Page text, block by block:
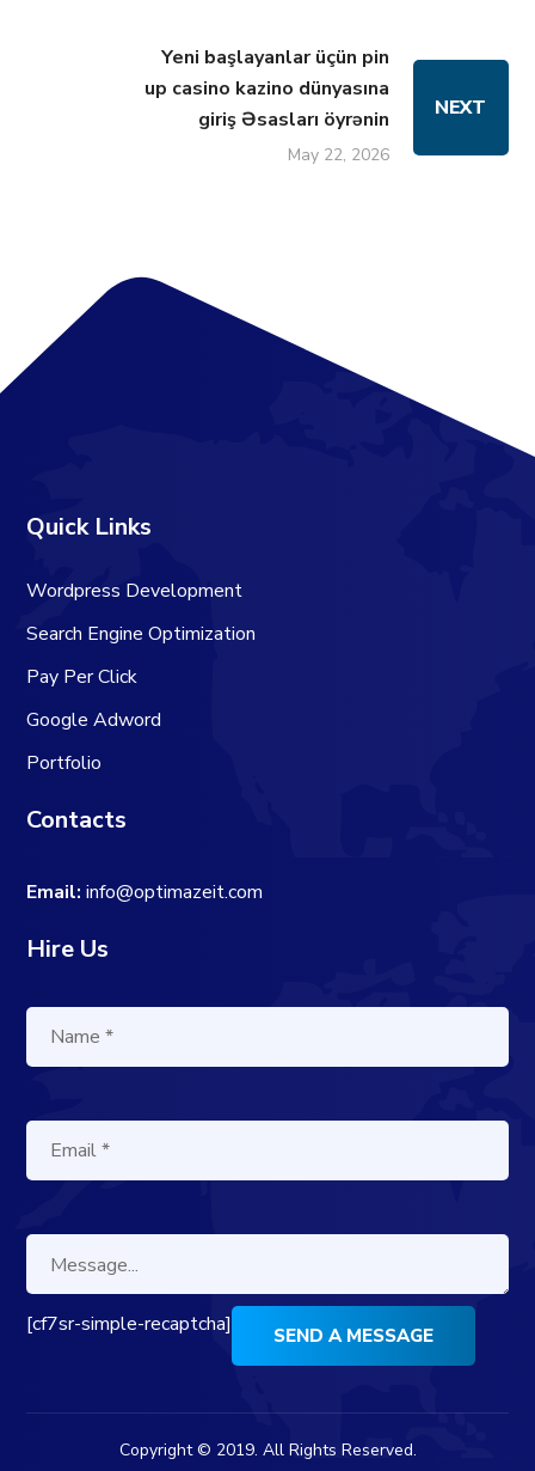
Yeni başlayanlar üçün pin
up casino kazino dünyasına
giriş Əsasları öyrənin
May 22, 2026
NEXT
Quick Links
Wordpress Development
Search Engine Optimization
Pay Per Click
Google Adword
Portfolio
Contacts
Email: info@optimazeit.com
Hire Us
[cf7sr-simple-recaptcha]
Copyright © 2019. All Rights Reserved.